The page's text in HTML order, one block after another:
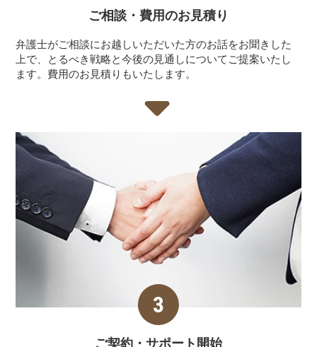
ご相談・費用のお見積り
弁護士がご相談にお越しいただいた方のお話をお聞きした
上で、とるべき戦略と今後の見通しについてご提案いたし
ます。費用のお見積りもいたします。
ご契約・サポート 開始